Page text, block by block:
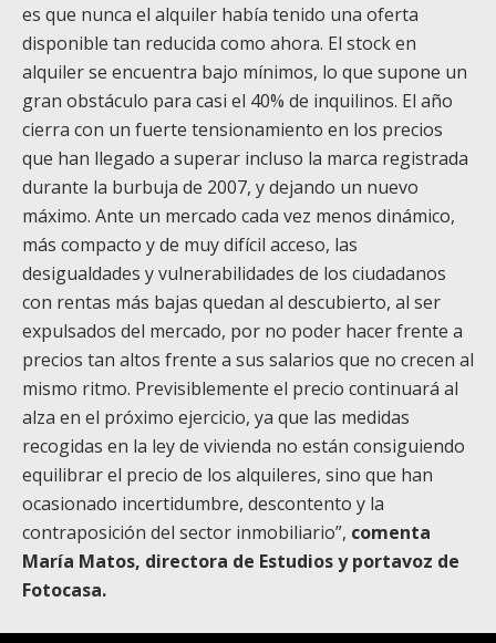
es que nunca el alquiler había tenido una oferta
disponible tan reducida como ahora. El stock en
alquiler se encuentra bajo mínimos, lo que supone un
gran obstáculo para casi el 40% de inquilinos. El año
cierra con un fuerte tensionamiento en los precios
que han llegado a superar incluso la marca registrada
durante la burbuja de 2007, y dejando un nuevo
máximo. Ante un mercado cada vez menos dinámico,
más compacto y de muy difícil acceso, las
desigualdades y vulnerabilidades de los ciudadanos
con rentas más bajas quedan al descubierto, al ser
expulsados del mercado, por no poder hacer frente a
precios tan altos frente a sus salarios que no crecen al
mismo ritmo. Previsiblemente el precio continuará al
alza en el próximo ejercicio, ya que las medidas
recogidas en la ley de vivienda no están consiguiendo
equilibrar el precio de los alquileres, sino que han
ocasionado incertidumbre, descontento y la
contraposición del sector inmobiliario”, comenta
María Matos, directora de Estudios y portavoz de
Fotocasa.